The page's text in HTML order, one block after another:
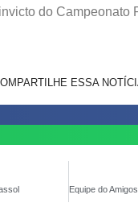
do Campeonato
ESSA